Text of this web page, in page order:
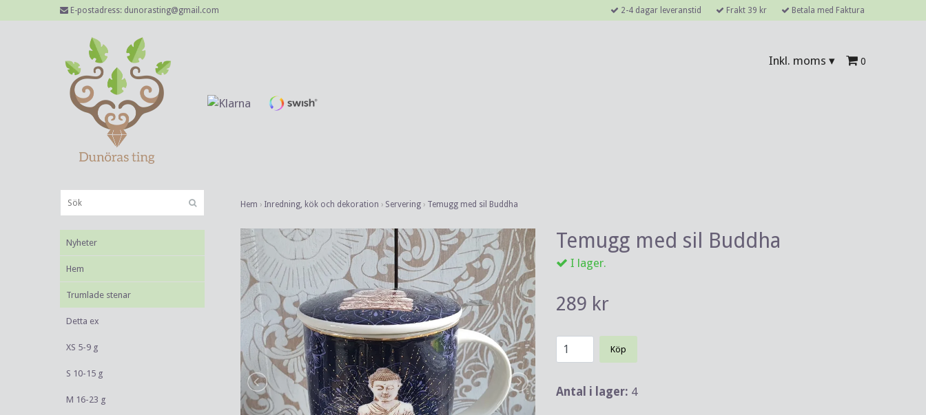
E-postadress: dunorasting@gmail.com 2-4 dagar leveranstid Frakt 39 kr Betala med Faktura
Inkl. moms ▾ 0
Nyheter
Hem
Trumlade stenar
Detta ex
XS 5-9 g
S 10-15 g
M 16-23 g
Hem › Inredning, kök och dekoration › Servering › Temugg med sil Buddha
Temugg med sil Buddha
I lager.
289 kr
Köp
Antal i lager: 4